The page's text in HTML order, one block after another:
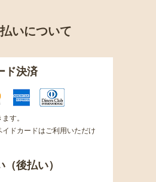
いについて
ド決済
す。
ドカードはご利用いただけ
後払い）